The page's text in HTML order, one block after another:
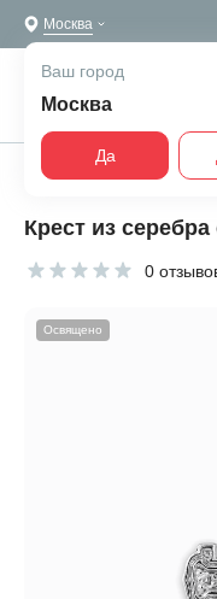
Москва
Ваш город
Москва
Да
Главная Все украшения
Крест из
0
Освящено